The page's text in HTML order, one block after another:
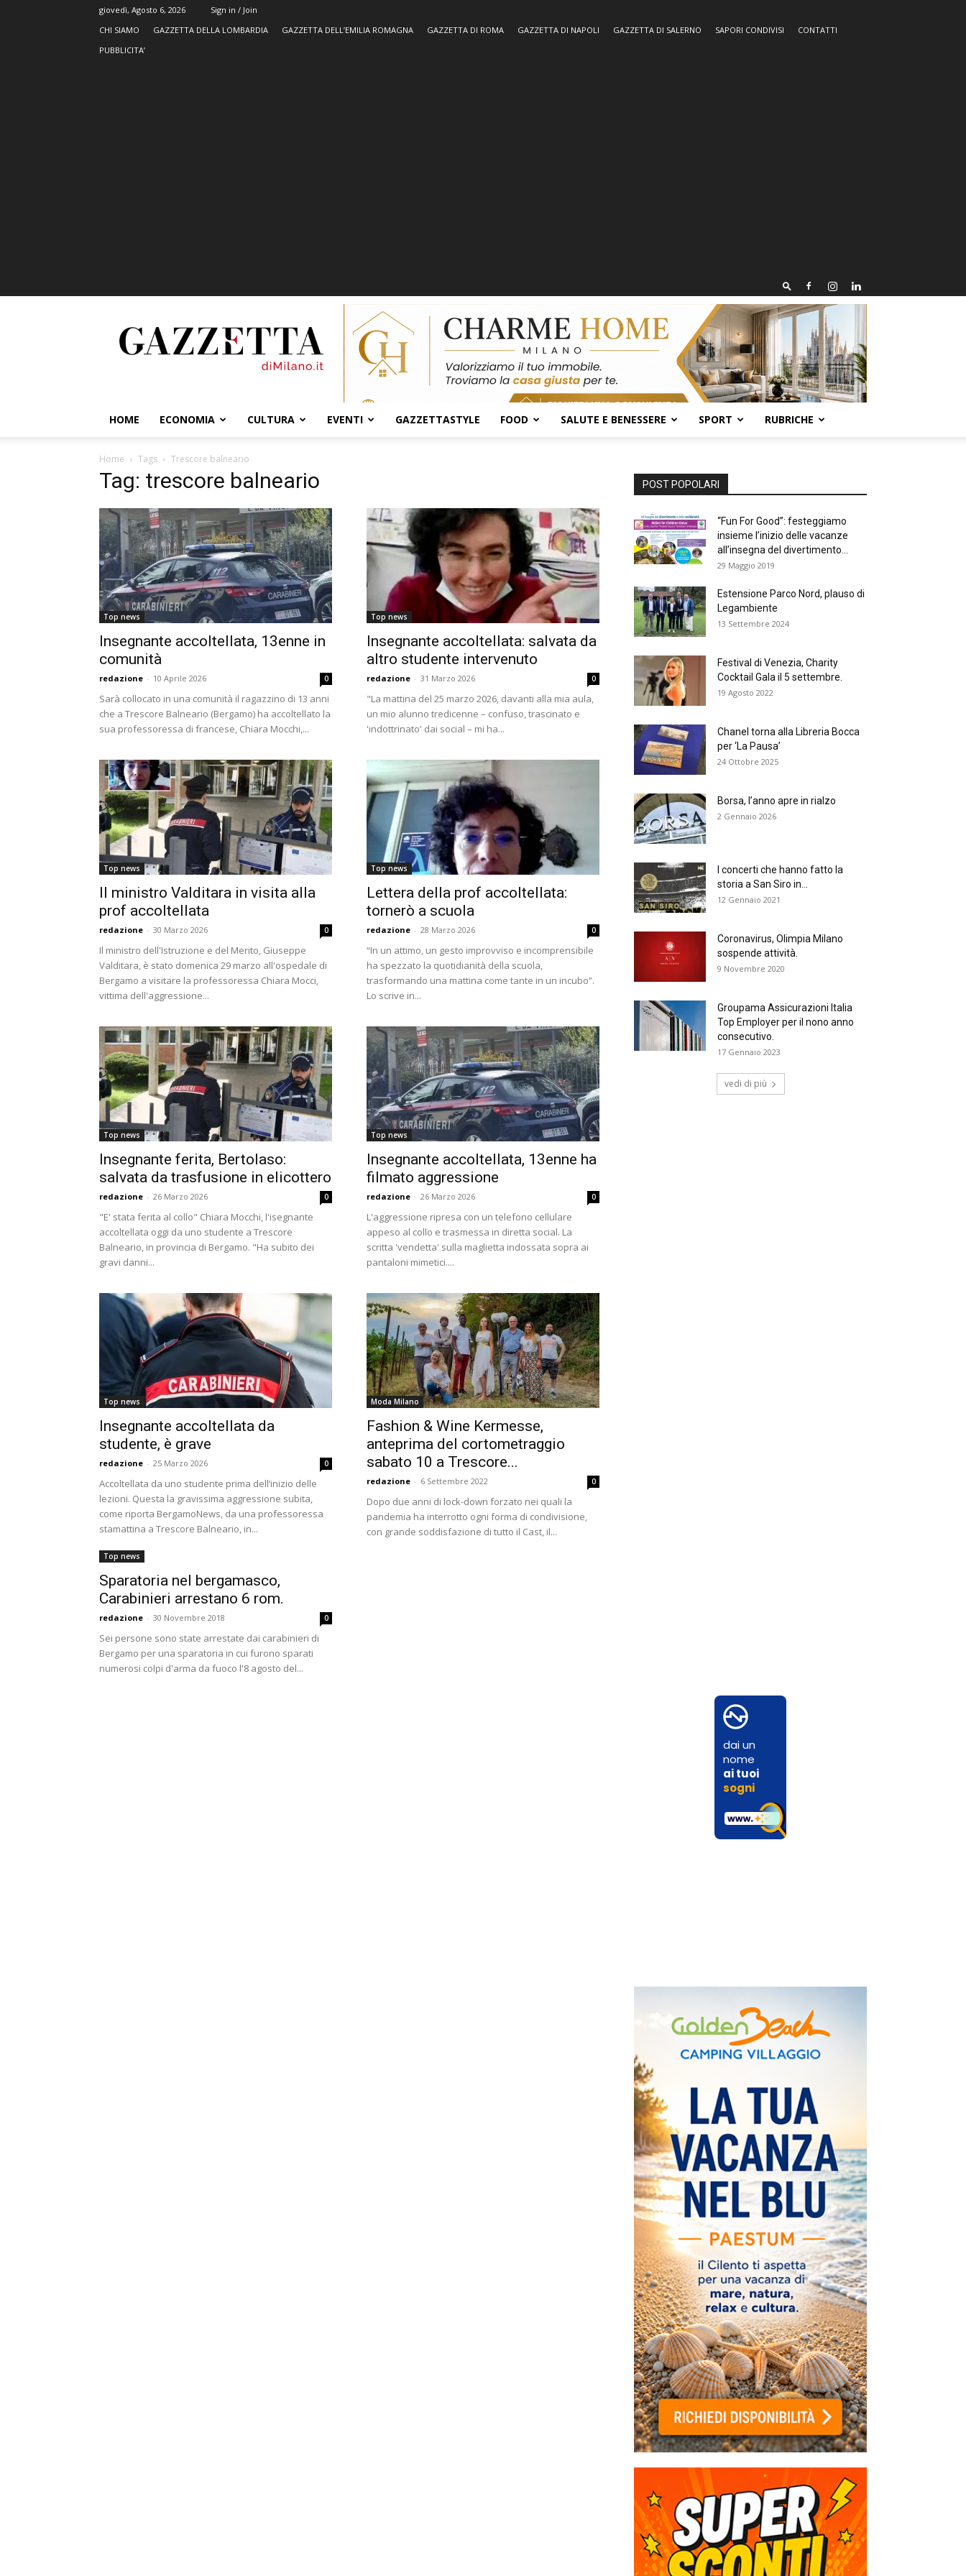
giovedì, Agosto 6, 2026
Sign in / Join
CHI SIAMO
GAZZETTA DELLA LOMBARDIA GAZZETTA DELL’EMILIA ROMAGNA GAZZETTA DI ROMA GAZZETTA DI NAPOLI GAZZETTA DI SALERNO SAPORI CONDIVISI
CONTATTI
PUBBLICITA’
HOME ECONOMIA CULTURA EVENTI GAZZETTASTYLE FOOD SALUTE E BENESSERE SPORT RUBRICHE
Home Tags Trescore balneario
Tag: trescore balneario
Top news
Insegnante accoltellata, 13enne in
comunità
redazione - 10 Aprile 2026 0
Sarà collocato in una comunità il ragazzino di 13 anni
che a Trescore Balneario (Bergamo) ha accoltellato la
sua professoressa di francese, Chiara Mocchi,...
Top news
Insegnante accoltellata: salvata da
altro studente intervenuto
redazione - 31 Marzo 2026 0
"La mattina del 25 marzo 2026, davanti alla mia aula,
un mio alunno tredicenne – confuso, trascinato e
'indottrinato' dai social – mi ha...
Top news
Il ministro Valditara in visita alla
prof accoltellata
redazione - 30 Marzo 2026 0
Il ministro dell'Istruzione e del Merito, Giuseppe
Valditara, è stato domenica 29 marzo all'ospedale di
Bergamo a visitare la professoressa Chiara Mocci,
vittima dell'aggressione...
Top news
Lettera della prof accoltellata:
tornerò a scuola
redazione - 28 Marzo 2026 0
“In un attimo, un gesto improvviso e incomprensibile
ha spezzato la quotidianità della scuola,
trasformando una mattina come tante in un incubo”.
Lo scrive in...
Top news
Insegnante ferita, Bertolaso:
salvata da trasfusione in elicottero
redazione - 26 Marzo 2026 0
"E' stata ferita al collo" Chiara Mocchi, l'isegnante
accoltellata oggi da uno studente a Trescore
Balneario, in provincia di Bergamo. "Ha subito dei
gravi danni...
Top news
Insegnante accoltellata, 13enne ha
filmato aggressione
redazione - 26 Marzo 2026 0
L'aggressione ripresa con un telefono cellulare
appeso al collo e trasmessa in diretta social. La
scritta 'vendetta' sulla maglietta indossata sopra ai
pantaloni mimetici....
Top news
Insegnante accoltellata da
studente, è grave
redazione - 25 Marzo 2026 0
Accoltellata da uno studente prima dell’inizio delle
lezioni. Questa la gravissima aggressione subita,
come riporta BergamoNews, da una professoressa
stamattina a Trescore Balneario, in...
Moda Milano
Fashion & Wine Kermesse,
anteprima del cortometraggio
sabato 10 a Trescore...
redazione - 6 Settembre 2022 0
Dopo due anni di lock-down forzato nei quali la
pandemia ha interrotto ogni forma di condivisione,
con grande soddisfazione di tutto il Cast, il...
Top news
Sparatoria nel bergamasco,
Carabinieri arrestano 6 rom.
redazione - 30 Novembre 2018 0
Sei persone sono state arrestate dai carabinieri di
Bergamo per una sparatoria in cui furono sparati
numerosi colpi d'arma da fuoco l'8 agosto del...
POST POPOLARI
“Fun For Good”: festeggiamo
insieme l’inizio delle vacanze
all’insegna del divertimento...
29 Maggio 2019
Estensione Parco Nord, plauso di
Legambiente
13 Settembre 2024
Festival di Venezia, Charity
Cocktail Gala il 5 settembre.
19 Agosto 2022
Chanel torna alla Libreria Bocca
per ‘La Pausa’
24 Ottobre 2025
Borsa, l’anno apre in rialzo
2 Gennaio 2026
I concerti che hanno fatto la
storia a San Siro in...
12 Gennaio 2021
Coronavirus, Olimpia Milano
sospende attività.
9 Novembre 2020
Groupama Assicurazioni Italia
Top Employer per il nono anno
consecutivo.
17 Gennaio 2023
vedi di più